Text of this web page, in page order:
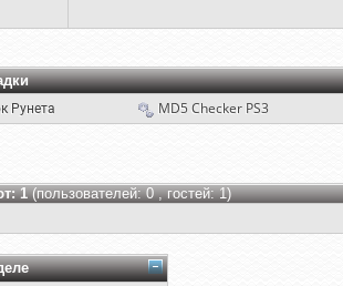
Рунета MD5 Checker PS3
1(пользователей: 0 , гостей: 1)